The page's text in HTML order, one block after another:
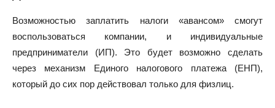
Возможностью заплатить налоги «авансом» смогут
воспользоваться компании, и индивидуальные
предприниматели (ИП). Это будет возможно сделать
через механизм Единого налогового платежа (ЕНП),
который до сих пор действовал только для физлиц.